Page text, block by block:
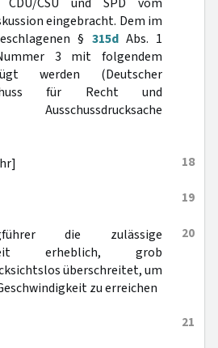
eingebracht. Dem im
§ 315dAbs. 1
3 mit folgendem
werden (Deutscher
für Recht und
Ausschussdrucksache
18
19
20
die zulässige
erheblich, grob
überschreitet, um
zu erreichen
21